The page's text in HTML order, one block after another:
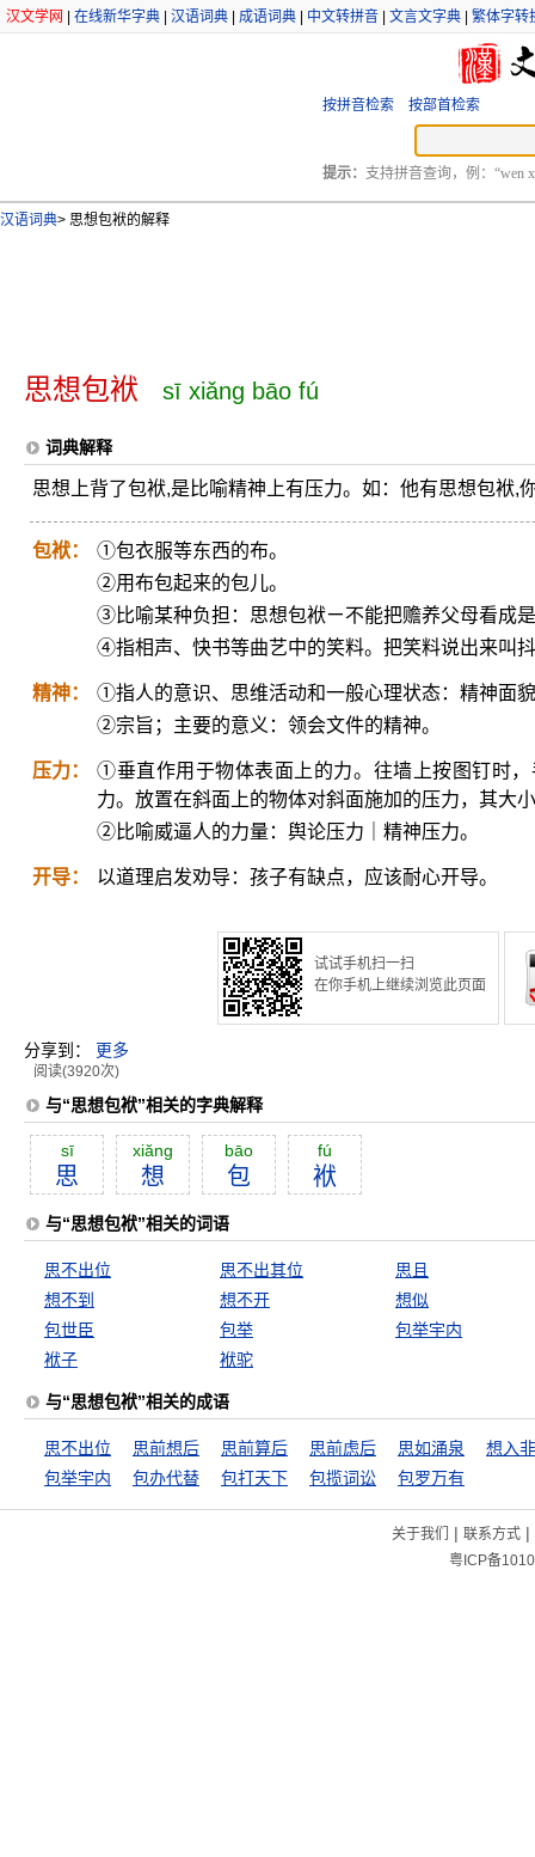
汉文学网 在线新华字典 汉语词典 成语词典 中文转拼音 文言文字典 繁体字转
按拼音检索 按部首检索
提示： 支持拼音查询，例：“wen
汉语词典> 思想包袱的解释
思想包袱 sī xiǎng bāo fú
词典解释
思想上背了包袱,是比喻精神上有压力。如：他有思想包袱,
包袱：
①包衣服等东西的布。
②用布包起来的包儿。
③比喻某种负担：思想包袱ㄧ不能把赡养父母看成
④指相声、快书等曲艺中的笑料。把笑料说出来叫
精神：
①指人的意识、思维活动和一般心理状态：精神面
②宗旨；主要的意义：领会文件的精神。
压力：
①垂直作用于物体表面上的力。往墙上按图钉时
力。放置在斜面上的物体对斜面施加的压力，其大
②比喻威逼人的力量：舆论压力｜精神压力。
开导： 以道理启发劝导：孩子有缺点，应该耐心开导。
试试手机扫一扫
在你手机上继续浏览此页面
分享到： 更多
阅读(3920次)
与“思想包袱”相关的字典解释
sī
思
xiăng
想
bāo
包
fú
袱
与“思想包袱”相关的词语
思不出位 思不出其位
思且
想不到
想不开
想似
包世臣
包举
包举宇内
袱子
袱驼
与“思想包袱”相关的成语
思不出位 思前想后 思前算后 思前虑后 思如涌泉
想入
包举宇内
包办代替 包打天下 包揽词讼 包罗万有
关于我们 | 联系方式|
粤ICP备